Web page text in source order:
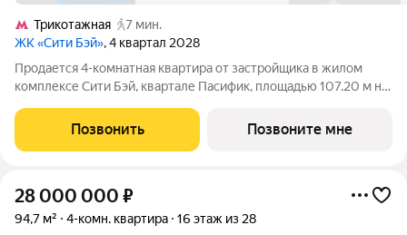
Трикотажная
7 мин.
ЖК «Сити Бэй», 4 квартал 2028
Продается 4-комнатная квартира от застройщика в жилом
комплексе Сити Бэй, квартале Пасифик, площадью 107.20 м на
комплекса Сити Бэй - настоящий город в городе с отлично
развитой
Позвонить Позвоните мне
28 000 000 ₽
94,7 м² 4-комн. квартира 16 этаж из 28